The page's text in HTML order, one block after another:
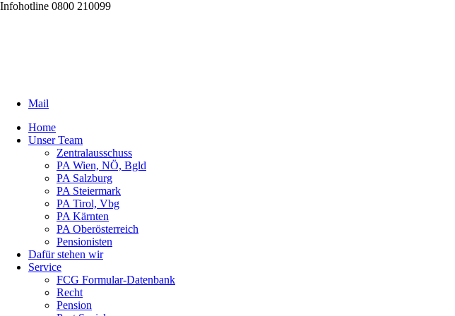
Infohotline 0800 210099
Mail
Home
Unser Team
Zentralausschuss
PA Wien, NÖ, Bgld
PA Salzburg
PA Steiermark
PA Tirol, Vbg
PA Kärnten
PA Oberösterreich
Pensionisten
Dafür stehen wir
Service
FCG Formular-Datenbank
Recht
Pension